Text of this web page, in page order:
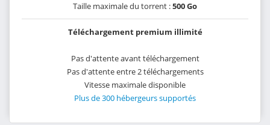
Taille maximale du torrent :500 Go
Téléchargement premium illimité
Pas d'attente avant téléchargement
Pas d'attente entre 2 téléchargements
Vitesse maximale disponible
Plus de 300 hébergeurs supportés